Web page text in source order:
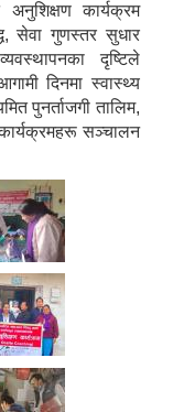
कार्यक्रम
सेवा गुणस्तर सुधार
दृष्टिले
दिनमा स्वास्थ्य
पुनर्ताजगी तालिम,
सञ्चालन